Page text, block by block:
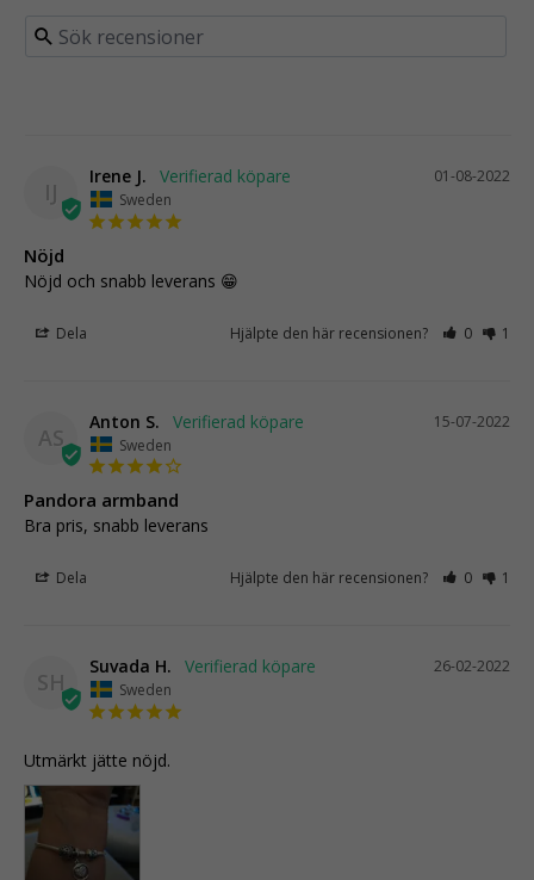
01-08-2022
Irene J.
Sweden
Nöjd
Nöjd och snabb leverans 😁
Dela Hjälpte den här recensionen? 0 1
AS
15-07-2022
Anton S.
Sweden
Pandora armband
Bra pris, snabb leverans
Dela Hjälpte den här recensionen? 0 1
SH
26-02-2022
Suvada H.
Sweden
Utmärkt jätte nöjd.